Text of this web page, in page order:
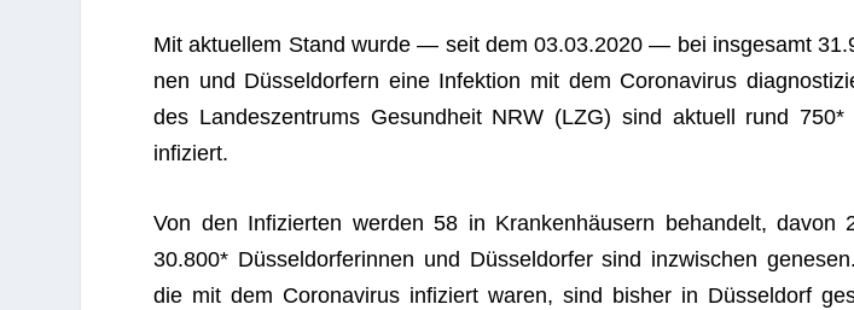
Mit aktu­el­lem Stand wurde — seit dem 03.03.2020 — bei ins­ge­samt
nen und Düs­sel­dor­fern eine Infek­tion mit dem Coro­na­vi­rus
des Lan­des­zen­trums Gesund­heit NRW (LZG) sind aktu­ell rund
infiziert.
Von den Infi­zier­ten wer­den 58 in Kran­ken­häu­sern behan­delt, davon
30.800* Düs­sel­dor­fe­rin­nen und Düs­sel­dor­fer sind inzwi­schen gene­sen.
die mit dem Coro­na­vi­rus infi­ziert waren, sind bis­her in Düs­sel­dorf